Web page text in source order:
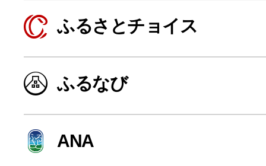
よく見られている返礼品
ふるさと納税徹底比較
ふるさとチョイス
ふるなび
ANA